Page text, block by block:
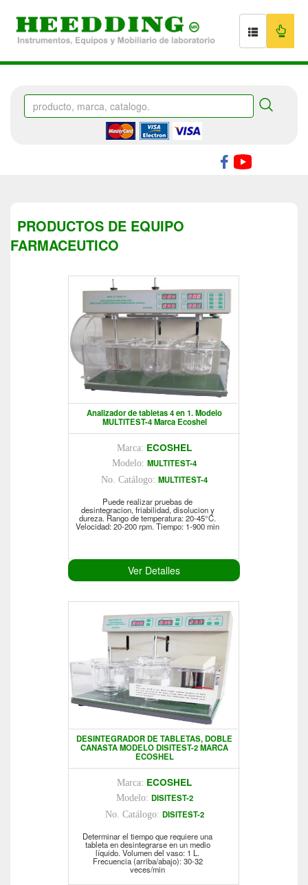
PRODUCTOS DE EQUIPO
FARMACEUTICO
Analizador de tabletas 4 en 1. Modelo
MULTITEST-4 Marca Ecoshel
Marca: ECOSHEL
Modelo: MULTITEST-4
No. Catálogo: MULTITEST-4
Puede realizar pruebas de
desintegracion, friabilidad, disolucion y
dureza. Rango de temperatura: 20-45°C.
Velocidad: 20-200 rpm. Tiempo: 1-900 min
Ver Detalles
DESINTEGRADOR DE TABLETAS, DOBLE
CANASTA MODELO DISITEST-2 MARCA
ECOSHEL
Marca: ECOSHEL
Modelo: DISITEST-2
No. Catálogo: DISITEST-2
Determinar el tiempo que requiere una
tableta en desintegrarse en un medio
líquido. Volumen del vaso: 1 L.
Frecuencia (arriba/abajo): 30-32
veces/min